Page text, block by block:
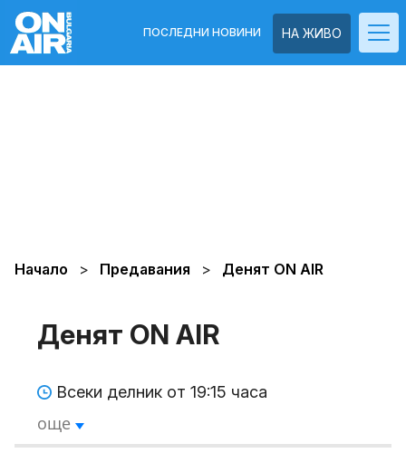
НА ЖИВО
ПОСЛЕДНИ НОВИНИ
Начало Предавания Денят ON AIR
Денят ON AIR
Всеки делник от 19:15 часа
още